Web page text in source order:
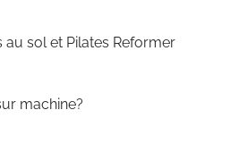
au sol et Pilates Reformer
machine?